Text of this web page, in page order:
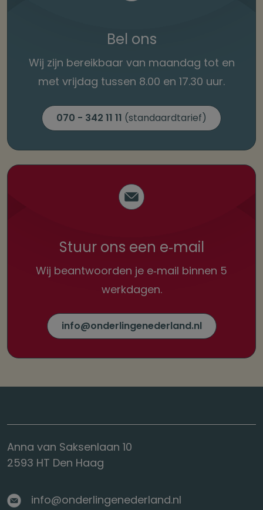
Bel ons
Wij zijn bereikbaar van maandag tot en
met vrijdag tussen 8.00 en 17.30 uur.
070 - 342 11 11 (standaardtarief)
Stuur ons een e‑mail
Wij beantwoorden je e‑mail binnen 5
werkdagen.
info@onderlingenederland.nl
Anna van Saksenlaan 10
2593 HT Den Haag
info@onderlingenederland.nl